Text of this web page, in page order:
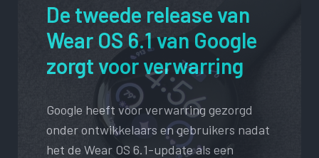
De tweede release van
Wear OS 6.1 van Google
zorgt voor verwarring
Google heeft voor verwarring gezorgd
onder ontwikkelaars en gebruikers nadat
het de Wear OS 6.1-update als een